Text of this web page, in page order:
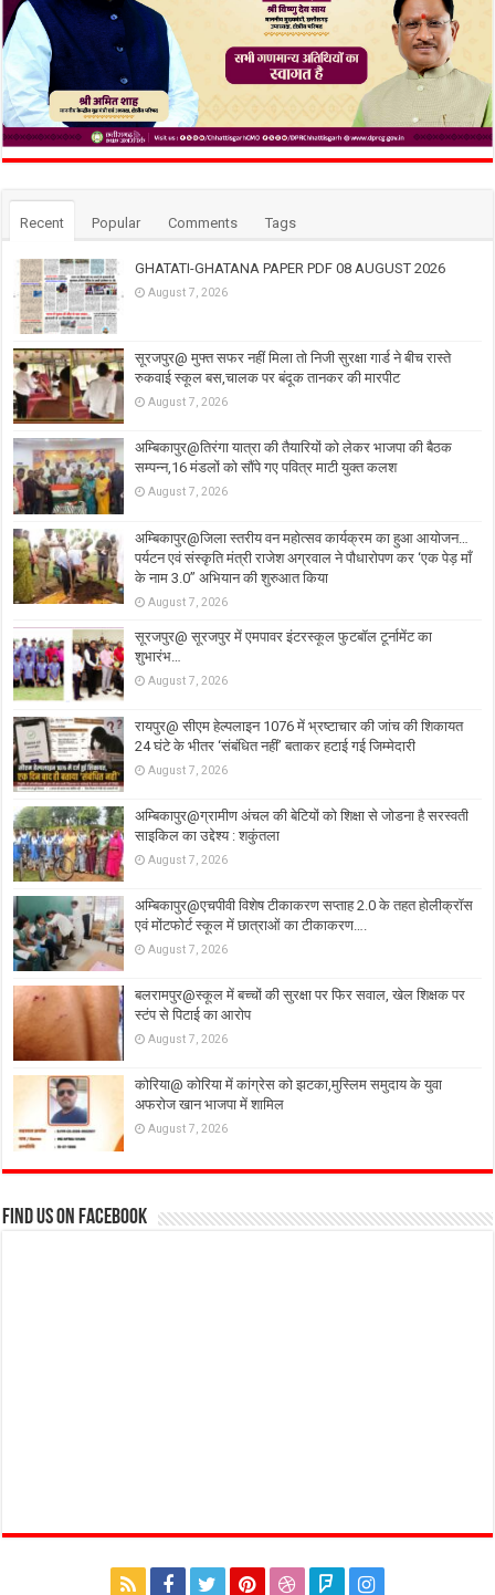
Recent Popular Comments Tags
GHATATI-GHATANA PAPER PDF 08 AUGUST 2026
August 7, 2026
सूरजपुर@ मुफ्त सफर नहीं मिला तो निजी सुरक्षा गार्ड ने बीच रास्ते
रुकवाई स्कूल बस,चालक पर बंदूक तानकर की मारपीट
August 7, 2026
अम्बिकापुर@तिरंगा यात्रा की तैयारियों को लेकर भाजपा की बैठक
सम्पन्न,16 मंडलों को सौंपे गए पवित्र माटी युक्त कलश
August 7, 2026
अम्बिकापुर@जिला स्तरीय वन महोत्सव कार्यक्रम का हुआ आयोजन…
पर्यटन एवं संस्कृति मंत्री राजेश अग्रवाल ने पौधारोपण कर ‘एक पेड़ माँ
के नाम 3.0’’ अभियान की शुरुआत किया
August 7, 2026
सूरजपुर@ सूरजपुर में एमपावर इंटरस्कूल फुटबॉल टूर्नामेंट का
शुभारंभ…
August 7, 2026
रायपुर@ सीएम हेल्पलाइन 1076 में भ्रष्टाचार की जांच की शिकायत
24 घंटे के भीतर ‘संबंधित नहीं’ बताकर हटाई गई जिम्मेदारी
August 7, 2026
अम्बिकापुर@ग्रामीण अंचल की बेटियों को शिक्षा से जोडना है सरस्वती
साइकिल का उद्देश्य : शकुंतला
August 7, 2026
अम्बिकापुर@एचपीवी विशेष टीकाकरण सप्ताह 2.0 के तहत होलीक्रॉस
एवं मोंटफोर्ट स्कूल में छात्राओं का टीकाकरण….
August 7, 2026
बलरामपुर@स्कूल में बच्चों की सुरक्षा पर फिर सवाल, खेल शिक्षक पर
स्टंप से पिटाई का आरोप
August 7, 2026
कोरिया@ कोरिया में कांग्रेस को झटका,मुस्लिम समुदाय के युवा
अफरोज खान भाजपा में शामिल
August 7, 2026
Find us on Facebook